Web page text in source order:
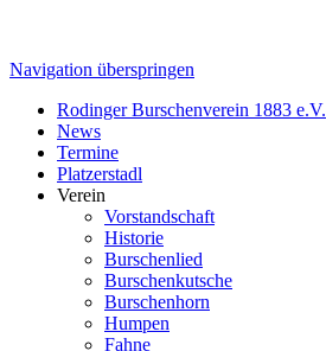
Navigation überspringen
Rodinger Burschenverein 1883 e.V.
News
Termine
Platzerstadl
Verein
Vorstandschaft
Historie
Burschenlied
Burschenkutsche
Burschenhorn
Humpen
Fahne